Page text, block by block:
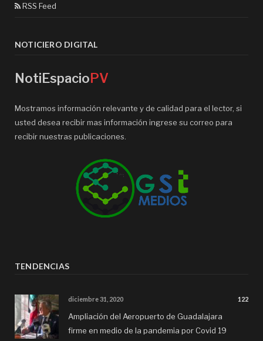
RSS Feed
NOTICIERO DIGITAL
NotiEspacioPV
Mostramos información relevante y de calidad para el lector, si
usted desea recibir mas información ingrese su correo para
recibir nuestras publicaciones.
TENDENCIAS
diciembre 31, 2020 122
Ampliación del Aeropuerto de Guadalajara
firme en medio de la pandemia por Covid 19